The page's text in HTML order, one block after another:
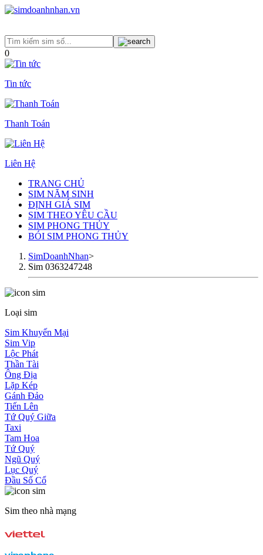
0
Tin tức
Thanh Toán
Liên Hệ
TRANG CHỦ
SIM NĂM SINH
ĐỊNH GIÁ SIM
SIM THEO YÊU CẦU
SIM PHONG THỦY
BÓI SIM PHONG THỦY
SimDoanhNhan>
Sim 0363247248
Loại sim
Sim Khuyến Mại
Sim Vip
Lộc Phát
Thần Tài
Ông Địa
Lặp Kép
Gánh Đảo
Tiến Lên
Tứ Quý Giữa
Taxi
Tam Hoa
Tứ Quý
Ngũ Quý
Lục Quý
Đầu Số Cổ
Sim theo nhà mạng